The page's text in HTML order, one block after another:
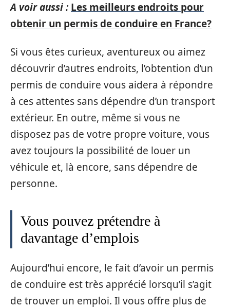
A voir aussi : Les meilleurs endroits pour
obtenir un permis de conduire en France?
Si vous êtes curieux, aventureux ou aimez
découvrir d’autres endroits, l’obtention d’un
permis de conduire vous aidera à répondre
à ces attentes sans dépendre d’un transport
extérieur. En outre, même si vous ne
disposez pas de votre propre voiture, vous
avez toujours la possibilité de louer un
véhicule et, là encore, sans dépendre de
personne.
Vous pouvez prétendre à
davantage d’emplois
Aujourd’hui encore, le fait d’avoir un permis
de conduire est très apprécié lorsqu’il s’agit
de trouver un emploi. Il vous offre plus de